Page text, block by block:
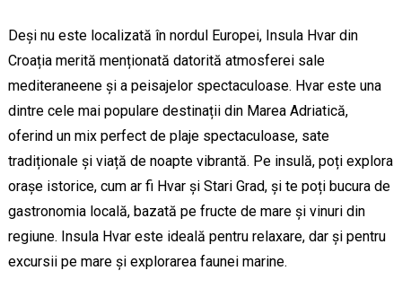
Deși nu este localizată în nordul Europei, Insula Hvar din
Croația merită menționată datorită atmosferei sale
mediteraneene și a peisajelor spectaculoase. Hvar este una
dintre cele mai populare destinații din Marea Adriatică,
oferind un mix perfect de plaje spectaculoase, sate
tradiționale și viață de noapte vibrantă. Pe insulă, poți explora
orașe istorice, cum ar fi Hvar și Stari Grad, și te poți bucura de
gastronomia locală, bazată pe fructe de mare și vinuri din
regiune. Insula Hvar este ideală pentru relaxare, dar și pentru
excursii pe mare și explorarea faunei marine.